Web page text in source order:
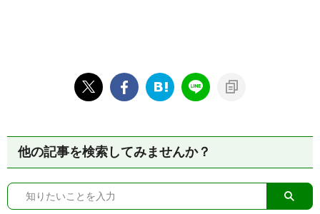
他の記事を検索してみませんか？